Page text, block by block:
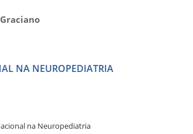
NA NEUROPEDIATRIA
na Neuropediatria